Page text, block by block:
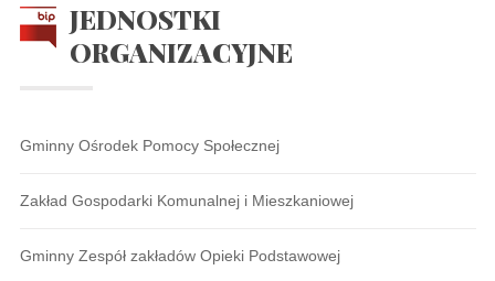
JEDNOSTKI
ORGANIZACYJNE
Gminny Ośrodek Pomocy Społecznej
Zakład Gospodarki Komunalnej i Mieszkaniowej
Gminny Zespół zakładów Opieki Podstawowej